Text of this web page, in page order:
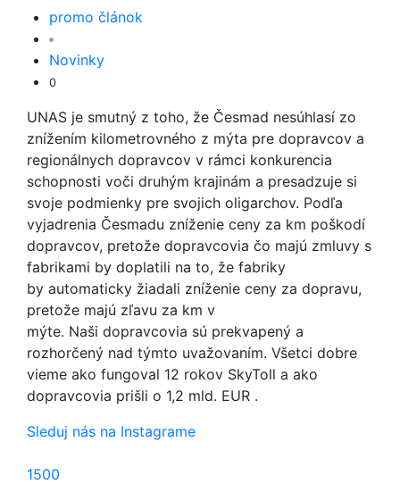
promo článok
Novinky
0
UNAS je smutný z toho, že Česmad nesúhlasí zo
znížením kilometrovného z mýta pre dopravcov a
regionálnych dopravcov v rámci konkurencia
schopnosti voči druhým krajinám a presadzuje si
svoje podmienky pre svojich oligarchov. Podľa
vyjadrenia Česmadu zníženie ceny za km poškodí
dopravcov, pretože dopravcovia čo majú zmluvy s
fabrikami by doplatili na to, že fabriky
by automaticky žiadali zníženie ceny za dopravu,
pretože majú zľavu za km v
mýte. Naši dopravcovia sú prekvapený a
rozhorčený nad týmto uvažovaním. Všetci dobre
vieme ako fungoval 12 rokov SkyToll a ako
dopravcovia prišli o 1,2 mld. EUR .
Sleduj nás na Instagrame
1500